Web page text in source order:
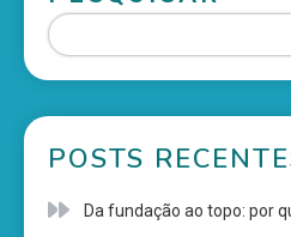
POSTS
Da fundação ao topo: por